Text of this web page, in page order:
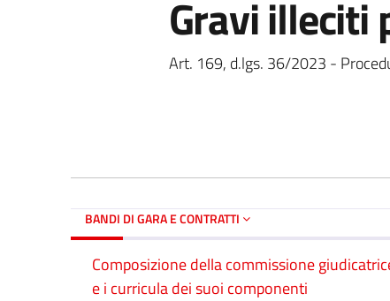
Gravi illeciti
Art. 169, d.lgs. 36/2023 -
BANDI DI GARA E CONTRATTI
Composizione della commissione
e i curricula dei suoi componenti